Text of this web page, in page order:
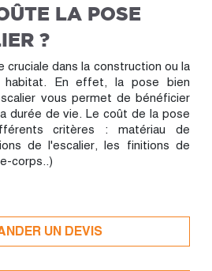
LA POSE
?
cruciale dans la construction ou la
habitat. En effet, la pose bien
vous permet de bénéficier
durée de vie. Le coût de la pose
critères : matériau de
de l'escalier, les finitions de
corps..)
UN DEVIS